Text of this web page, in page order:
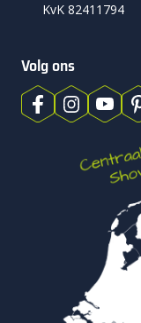
KvK 82411794
Volg ons